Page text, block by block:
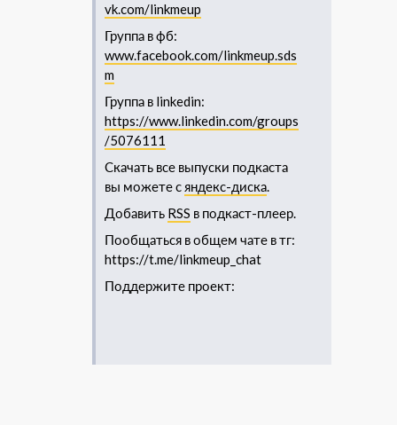
vk.com/linkmeup
Группа в фб:
www.facebook.com/linkmeup.sds
m
Группа в linkedin:
https://www.linkedin.com/groups
/5076111​
Скачать все выпуски подкаста
вы можете с яндекс-диска.
Добавить RSS в подкаст-плеер.
Пообщаться в общем чате в тг:
https://t.me/linkmeup_chat
Поддержите проект: